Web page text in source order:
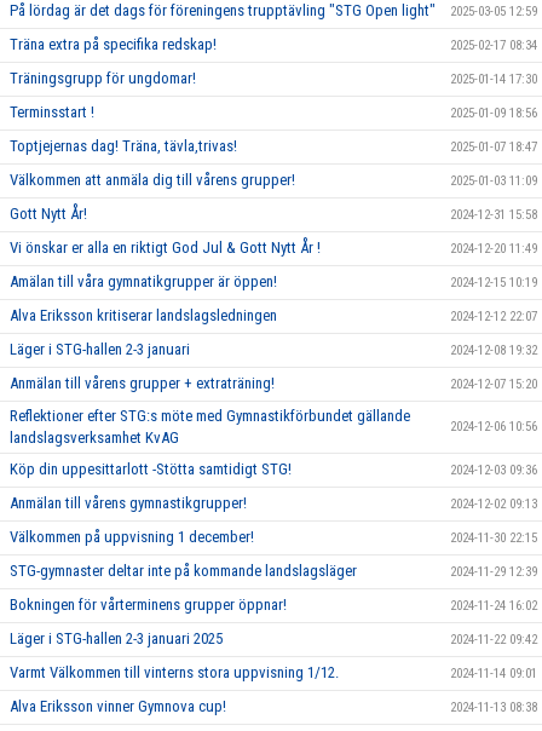
På lördag är det dags för föreningens trupptävling "STG Open light" 2025-03-05 12:59
Träna extra på specifika redskap! 2025-02-17 08:34
Träningsgrupp för ungdomar! 2025-01-14 17:30
Terminsstart ! 2025-01-09 18:56
Toptjejernas dag! Träna, tävla,trivas! 2025-01-07 18:47
Välkommen att anmäla dig till vårens grupper! 2025-01-03 11:09
Gott Nytt År! 2024-12-31 15:58
Vi önskar er alla en riktigt God Jul & Gott Nytt År ! 2024-12-20 11:49
Amälan till våra gymnatikgrupper är öppen! 2024-12-15 10:19
Alva Eriksson kritiserar landslagsledningen 2024-12-12 22:07
Läger i STG-hallen 2-3 januari 2024-12-08 19:32
Anmälan till vårens grupper + extraträning! 2024-12-07 15:20
Reflektioner efter STG:s möte med Gymnastikförbundet gällande
landslagsverksamhet KvAG
2024-12-06 10:56
Köp din uppesittarlott -Stötta samtidigt STG! 2024-12-03 09:36
Anmälan till vårens gymnastikgrupper! 2024-12-02 09:13
Välkommen på uppvisning 1 december! 2024-11-30 22:15
STG-gymnaster deltar inte på kommande landslagsläger 2024-11-29 12:39
Bokningen för vårterminens grupper öppnar! 2024-11-24 16:02
Läger i STG-hallen 2-3 januari 2025 2024-11-22 09:42
Varmt Välkommen till vinterns stora uppvisning 1/12. 2024-11-14 09:01
Alva Eriksson vinner Gymnova cup! 2024-11-13 08:38